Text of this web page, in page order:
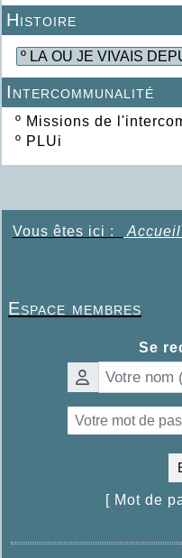
Histoire
Intercommunalité
º Missions de
º PLUi
Vous êtes ici : Accueil
Espace membres
Se
[ Mot de